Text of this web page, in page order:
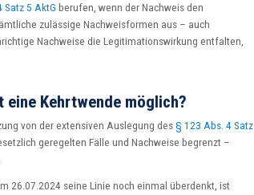
Satz 5 AktG berufen, wenn der Nachweis den
zulässige Nachweisformen aus – auch
Nachweise die Legitimationswirkung entfalten,
Kehrtwende möglich?
von der extensiven Auslegung des§ 123 Abs. 4 Satz
geregelten Fälle und Nachweise begrenzt –
26.07.2024 seine Linie noch einmal überdenkt, ist